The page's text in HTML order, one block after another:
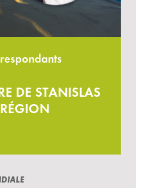
DE STANISLAS